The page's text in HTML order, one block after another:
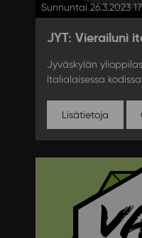
Sunnuntai 26.3.2023
JYT: Vierailuni
Jyväskylän
Italialaisessa
Lisätietoja